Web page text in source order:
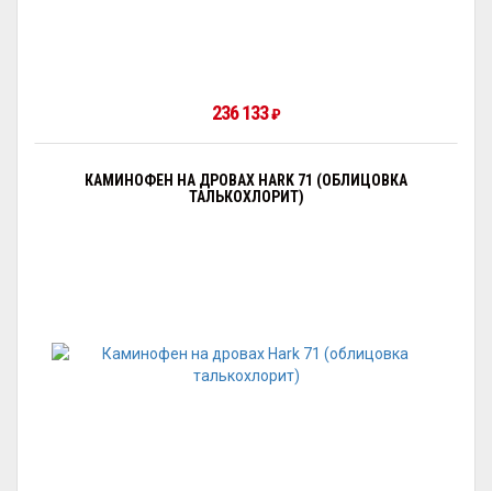
236 133₽
КАМИНОФЕН НА ДРОВАХ HARK 71 (ОБЛИЦОВКА
ТАЛЬКОХЛОРИТ)